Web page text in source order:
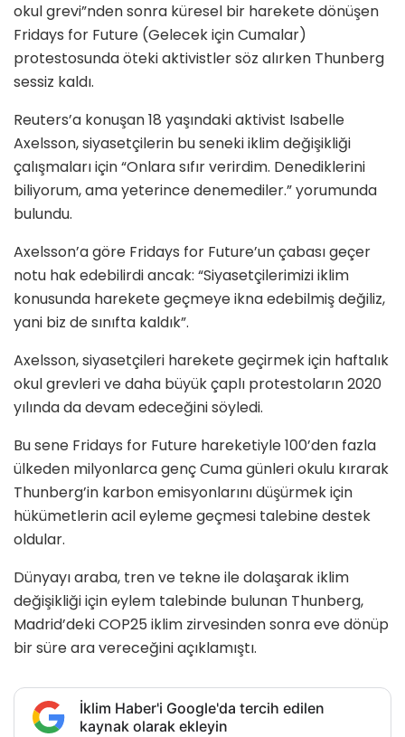
okul grevi”nden sonra küresel bir harekete dönüşen
Fridays for Future (Gelecek için Cumalar)
protestosunda öteki aktivistler söz alırken Thunberg
sessiz kaldı.
Reuters’a konuşan 18 yaşındaki aktivist Isabelle
Axelsson, siyasetçilerin bu seneki iklim değişikliği
çalışmaları için “Onlara sıfır verirdim. Denediklerini
biliyorum, ama yeterince denemediler.” yorumunda
bulundu.
Axelsson’a göre Fridays for Future’un çabası geçer
notu hak edebilirdi ancak: “Siyasetçilerimizi iklim
konusunda harekete geçmeye ikna edebilmiş değiliz,
yani biz de sınıfta kaldık”.
Axelsson, siyasetçileri harekete geçirmek için haftalık
okul grevleri ve daha büyük çaplı protestoların 2020
yılında da devam edeceğini söyledi.
Bu sene Fridays for Future hareketiyle 100’den fazla
ülkeden milyonlarca genç Cuma günleri okulu kırarak
Thunberg’in karbon emisyonlarını düşürmek için
hükümetlerin acil eyleme geçmesi talebine destek
oldular.
Dünyayı araba, tren ve tekne ile dolaşarak iklim
değişikliği için eylem talebinde bulunan Thunberg,
Madrid’deki COP25 iklim zirvesinden sonra eve dönüp
bir süre ara vereceğini açıklamıştı.
İklim Haber'i Google'da tercih edilen
kaynak olarak ekleyin